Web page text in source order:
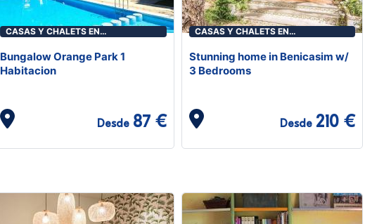
CASAS Y CHALETS EN
Bungalow Orange Park 1
Habitacion
Desde 87 €
CASAS Y CHALETS EN
Stunning home in Benicasim w/
3 Bedrooms
Desde 210 €